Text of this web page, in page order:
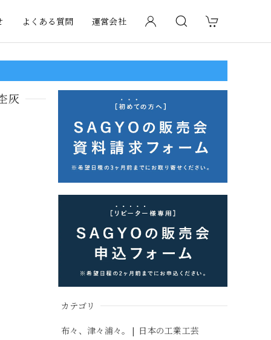
よくある質問 運営会社
カテゴリ
布々、津々浦々。| 日本の工業工芸
灰